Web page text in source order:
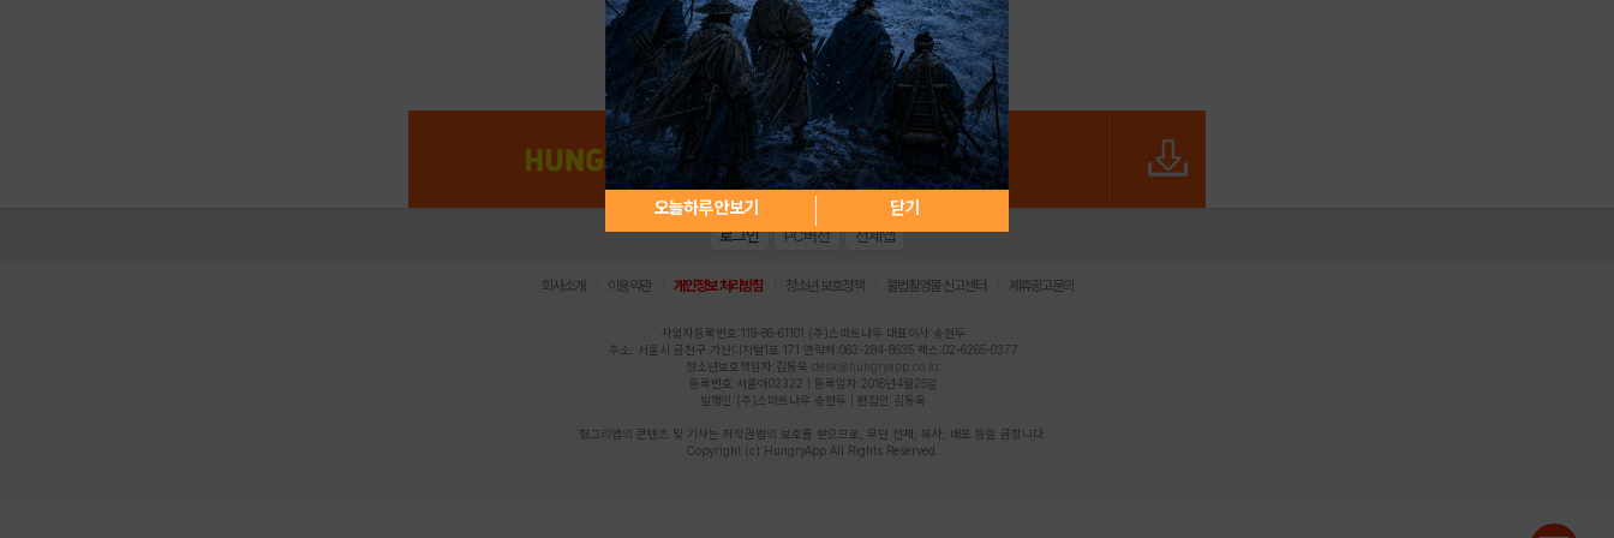
아이디 / 비밀번호 찾기 회원가입
오늘하루 안보기 닫기
로그인 PC버전 전체앱
회사소개 이용약관 개인정보 처리방침 청소년 보호정책 불법촬영물 신고센터 제휴광고문의
사업자등록번호:119-86-61101 (주)스마트나우 대표이사:송현두
주소: 서울시 금천구 가산디지털1로 171 연락처:063-284-8635 팩스:02-6265-0377
청소년보호책임자:김동욱 desk@hungryapp.co.kr
등록번호:서울아02322 | 등록일자:2016년4월25일
발행인:(주)스마트나우 송현두 | 편집인:김동욱
헝그리앱의 콘텐츠 및 기사는 저작권법의 보호를 받으므로, 무단 전재, 복사, 배포 등을 금합니다.
Copyright (c) HungryApp All Rights Reserved.